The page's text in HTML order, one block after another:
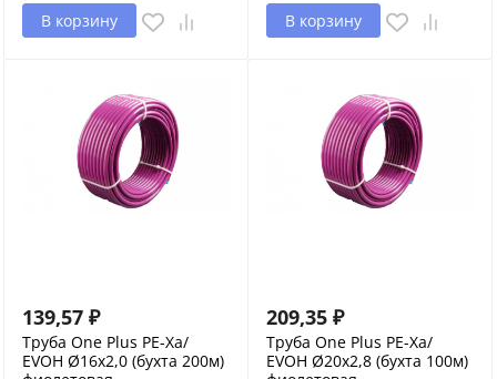
В корзину В корзину
139,57 ₽
Труба One Plus PE-Xa/
EVOH Ø16х2,0 (бухта 200м)
209,35 ₽
Труба One Plus PE-Xa/
EVOH Ø20х2,8 (бухта 100м)